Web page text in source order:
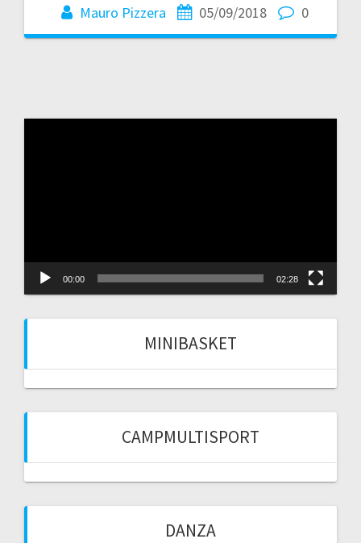
Mauro Pizzera 05/09/2018 0
00:00 02:28
MINIBASKET
CAMPMULTISPORT
DANZA